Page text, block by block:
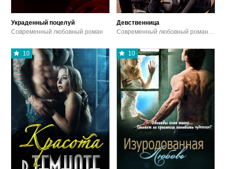
Украденный поцелуй
Современный любовный роман
Девственница
Современный любовный роман / Эротика
10 10